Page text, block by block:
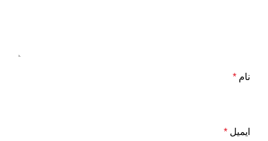
نام *
ایمیل *